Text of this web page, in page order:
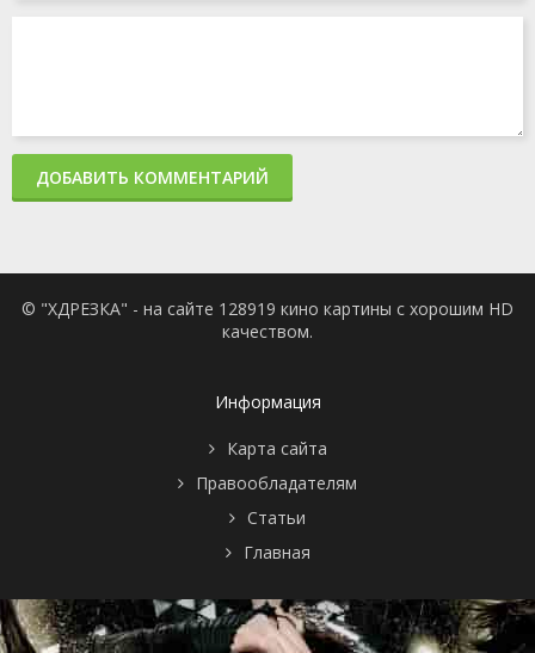
ДОБАВИТЬ КОММЕНТАРИЙ
© "ХДРЕЗКА" - на сайте 128919 кино картины с хорошим HD
качеством.
Информация
Карта сайта
Правообладателям
Статьи
Главная